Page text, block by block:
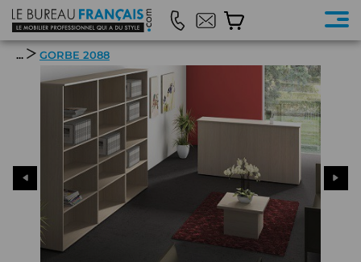
... GORBE 2088